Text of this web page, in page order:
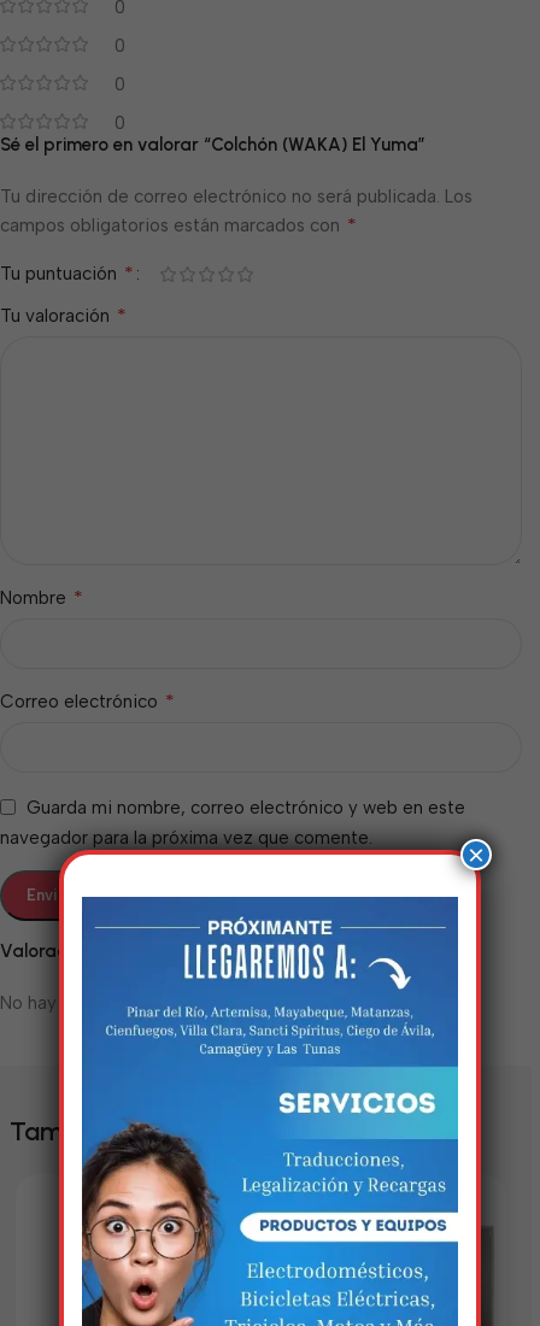
0
0
0
0
Valoraciones
No hay valoraciones aún.
Sé el primero en valorar “Colchón (WAKA) El Yuma”
Tu dirección de correo electrónico no será publicada. Los
campos obligatorios están marcados con *
Tu puntuación *
Tu valoración *
Nombre *
Correo electrónico *
Guarda mi nombre, correo electrónico y web en este
navegador para la próxima vez que comente.
También te puede interesar
×
Estamos trabalhando
nisso!
Em breve, esta página estará
disponível com novidades
incríveis. Agradecemos pela
paciência e compreensão.